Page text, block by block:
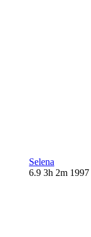
Selena
6.9 3h 2m 1997